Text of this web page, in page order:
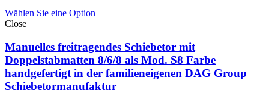
Wählen Sie eine Option
Close
Manuelles freitragendes Schiebetor mit
Doppelstabmatten 8/6/8 als Mod. S8 Farbe
handgefertigt in der familieneigenen DAG Group
Schiebetormanufaktur